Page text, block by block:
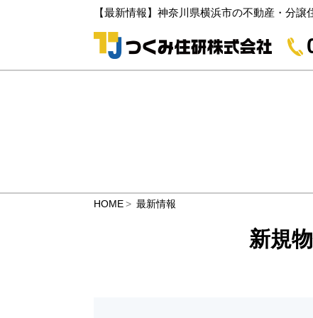
【最新情報】神奈川県横浜市の不動産・分譲
HOME 最新情報
新規